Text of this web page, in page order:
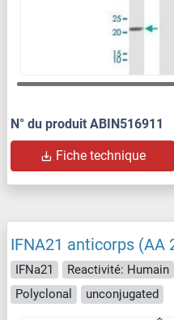
N° du produit ABIN516911
Fiche technique
IFNA21 anticorps (AA
IFNa21 Reactivité: Humain
Polyclonal
unconjugated